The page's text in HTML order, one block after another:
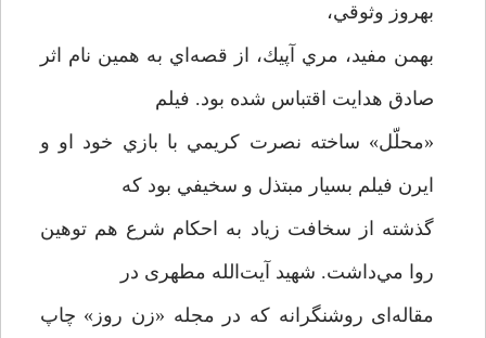
بهروز وثوقي،
بهمن مفيد، ‌مري آپيك، از قصه‌اي به همين نام اثر
صادق هدايت اقتباس شده بود. فيلم
«محلّل» ساخته نصرت كريمي با بازي خود او و
ايرن فيلم بسيار مبتذل و سخيفي بود كه
گذشته از سخافت زياد به احكام شرع هم توهين
روا مي‌داشت. شهید آیت‌الله مطهری در
مقاله‌ای روشنگرانه که در مجله «زن روز» چاپ